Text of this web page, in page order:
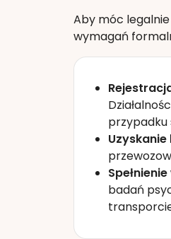
Aby móc
wymagań
przypadku
badań